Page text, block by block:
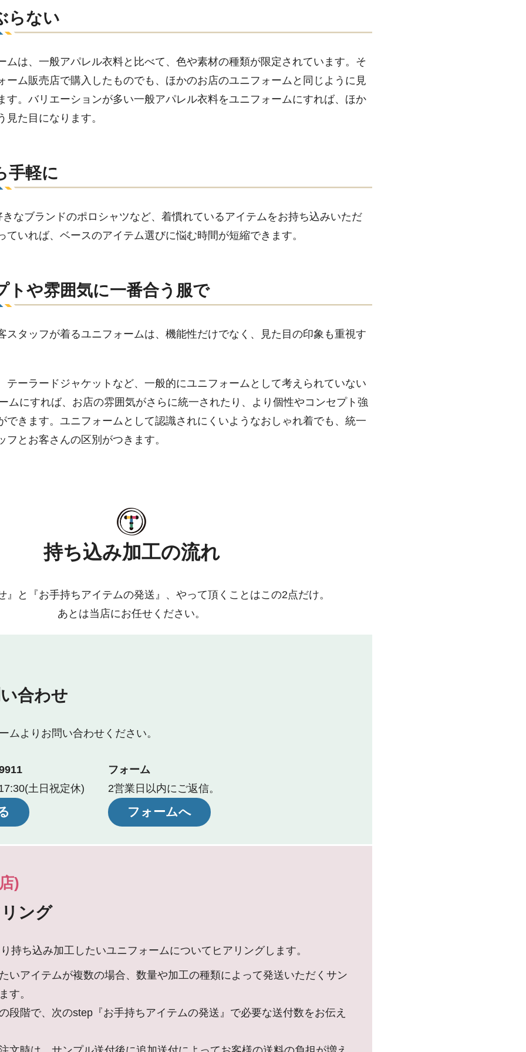
らない
ムは、一般アパレル衣料と比べて、色や素材の種類が限定されています。そ
ーム販売店で購入したものでも、ほかのお店のユニフォームと同じように見
す。バリエーションが多い一般アパレル衣料をユニフォームにすれば、ほか
た目になります。
手軽に
なブランドのポロシャツなど、着慣れているアイテムをお持ち込みいただ
ていれば、ベースのアイテム選びに悩む時間が短縮できます。
トや雰囲気に一番合う服で
スタッフが着るユニフォームは、機能性だけでなく、見た目の印象も重視す
テーラードジャケットなど、一般的にユニフォームとして考えられていない
ムにすれば、お店の雰囲気がさらに統一されたり、より個性やコンセプト強
できます。ユニフォームとして認識されにくいようなおしゃれ着でも、統一
とお客さんの区別がつきます。
持ち込み加工の流れ
』と『お手持ちアイテムの発送』、やって頂くことはこの2点だけ。
あとは当店にお任せください。
合わせ
ムよりお問い合わせください。
土日祝定休)
フォーム
2営業日以内にご返信。
フォームへ
)
ング
持ち込み加工したいユニフォームについてヒアリングします。
いアイテムが複数の場合、数量や加工の種類によって発送いただくサン
す。
段階で、次のstep『お手持ちアイテムの発送』で必要な送付数をお伝え